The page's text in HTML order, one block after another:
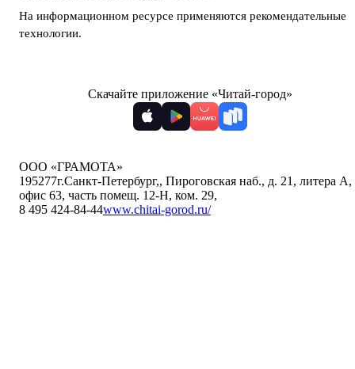
На информационном ресурсе применяются рекомендательные
технологии.
Скачайте приложение «Читай-город»
ООО «ГРАМОТА»
195277г.Санкт-Петербург,, Пироговская наб., д. 21, литера А,
офис 63, часть помещ. 12-Н, ком. 29,
8 495 424-84-44www.chitai-gorod.ru/